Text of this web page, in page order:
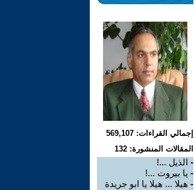
إجمالي القراءات: 569,107
المقالات المنشورة: 132
- الذيل ...!
- يا بيروت ...!
- هيلا ... هيلا يا ابو جريدة